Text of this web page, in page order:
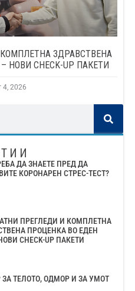
ЗДРАВСТВЕНА
CHECK-UP ПАКЕТИ
4, 2026
ДА ЗНАЕТЕ ПРЕД ДА
КОРОНАРЕН СТРЕС-ТЕСТ?
ПРЕГЛЕДИ И КОМПЛЕТНА
ПРОЦЕНКА ВО ЕДЕН
CHECK-UP ПАКЕТИ
ТЕЛОТО, ОДМОР И ЗА УМОТ